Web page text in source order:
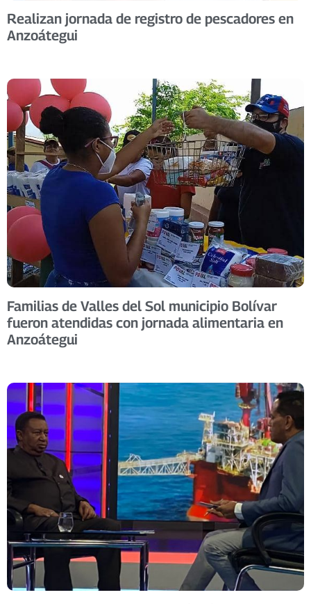
Realizan jornada de registro de pescadores en
Anzoátegui
Familias de Valles del Sol municipio Bolívar
fueron atendidas con jornada alimentaria en
Anzoátegui